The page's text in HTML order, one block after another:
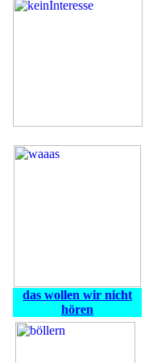
das wollen wir nicht
hören